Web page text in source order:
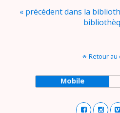
« précédent dans la
Retour au
Mobile